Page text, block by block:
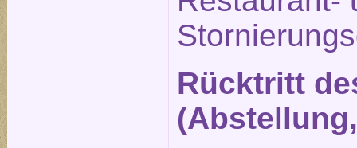
Rücktritt